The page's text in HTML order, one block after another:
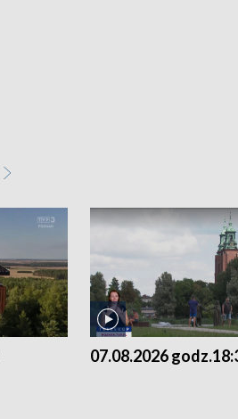
07.08.2026